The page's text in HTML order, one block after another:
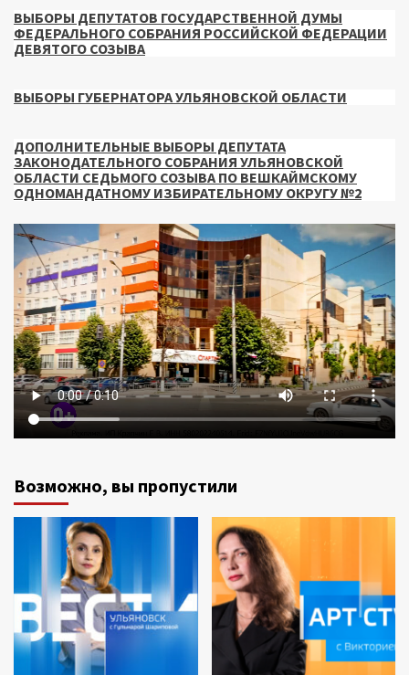
ВЫБОРЫ ДЕПУТАТОВ ГОСУДАРСТВЕННОЙ ДУМЫ
ФЕДЕРАЛЬНОГО СОБРАНИЯ РОССИЙСКОЙ ФЕДЕРАЦИИ
ДЕВЯТОГО СОЗЫВА
ВЫБОРЫ ГУБЕРНАТОРА УЛЬЯНОВСКОЙ ОБЛАСТИ
ДОПОЛНИТЕЛЬНЫЕ ВЫБОРЫ ДЕПУТАТА
ЗАКОНОДАТЕЛЬНОГО СОБРАНИЯ УЛЬЯНОВСКОЙ
ОБЛАСТИ СЕДЬМОГО СОЗЫВА ПО ВЕШКАЙМСКОМУ
ОДНОМАНДАТНОМУ ИЗБИРАТЕЛЬНОМУ ОКРУГУ №2
Возможно, вы пропустили